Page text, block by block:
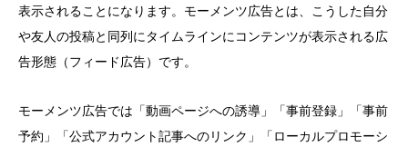
表示されることになります。モーメンツ広告とは、こうした自分
や友人の投稿と同列にタイムラインにコンテンツが表示される広
告形態（フィード広告）です。
モーメンツ広告では「動画ページへの誘導」「事前登録」「事前
予約」「公式アカウント記事へのリンク」「ローカルプロモーシ